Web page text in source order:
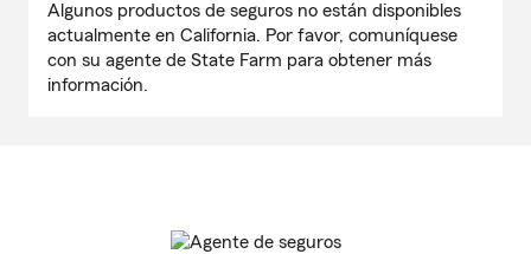
contenido
principal
Algunos productos de seguros no están disponibles
actualmente en California. Por favor, comuníquese
con su agente de State Farm para obtener más
información.